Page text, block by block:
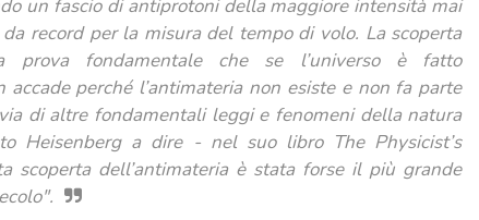
un fascio di antiprotoni della maggiore intensità mai
record per la misura del tempo di volo. La scoperta
prova fondamentale che se l’universo è fatto
perché l’antimateria non esiste e non fa parte
di altre fondamentali leggi e fenomeni della natura
Heisenberg a dire - nel suo libro The Physicist’s
scoperta dell’antimateria è stata forse il più grande